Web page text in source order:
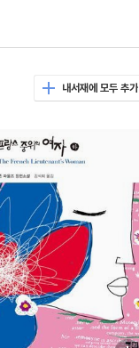
내서재에 모두 추가